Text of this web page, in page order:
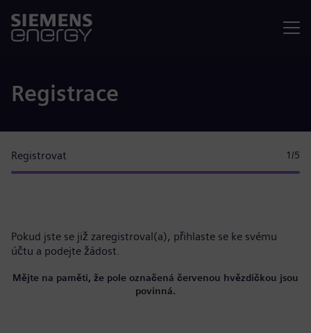
Registrace
Registrovat 1 /5
Pokud jste se již zaregistroval(a), přihlaste se ke svému
účtu a podejte žádost.
Mějte na paměti, že pole označená červenou hvězdičkou jsou
povinná.